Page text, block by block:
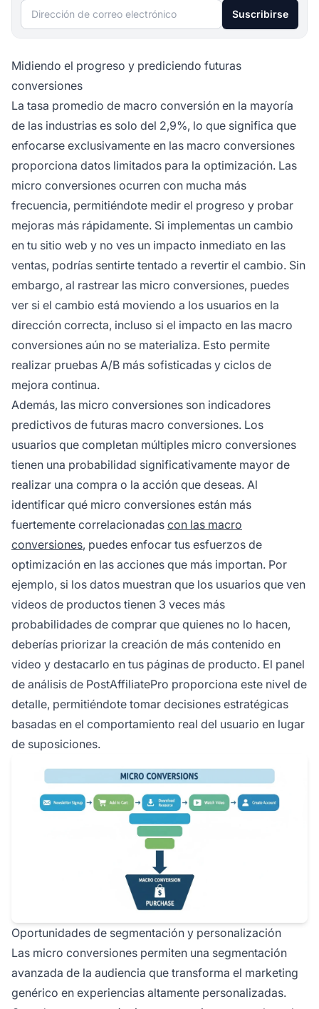
Dirección de correo electrónico Suscribirse
Midiendo el progreso y prediciendo futuras
conversiones
La tasa promedio de macro conversión en la mayoría
de las industrias es solo del 2,9%, lo que significa que
enfocarse exclusivamente en las macro conversiones
proporciona datos limitados para la optimización. Las
micro conversiones ocurren con mucha más
frecuencia, permitiéndote medir el progreso y probar
mejoras más rápidamente. Si implementas un cambio
en tu sitio web y no ves un impacto inmediato en las
ventas, podrías sentirte tentado a revertir el cambio. Sin
embargo, al rastrear las micro conversiones, puedes
ver si el cambio está moviendo a los usuarios en la
dirección correcta, incluso si el impacto en las macro
conversiones aún no se materializa. Esto permite
realizar pruebas A/B más sofisticadas y ciclos de
mejora continua.
Además, las micro conversiones son indicadores
predictivos de futuras macro conversiones. Los
usuarios que completan múltiples micro conversiones
tienen una probabilidad significativamente mayor de
realizar una compra o la acción que deseas. Al
identificar qué micro conversiones están más
fuertemente correlacionadas con las macro
conversiones, puedes enfocar tus esfuerzos de
optimización en las acciones que más importan. Por
ejemplo, si los datos muestran que los usuarios que ven
videos de productos tienen 3 veces más
probabilidades de comprar que quienes no lo hacen,
deberías priorizar la creación de más contenido en
video y destacarlo en tus páginas de producto. El panel
de análisis de PostAffiliatePro proporciona este nivel de
detalle, permitiéndote tomar decisiones estratégicas
basadas en el comportamiento real del usuario en lugar
de suposiciones.
Oportunidades de segmentación y personalización
Las micro conversiones permiten una segmentación
avanzada de la audiencia que transforma el marketing
genérico en experiencias altamente personalizadas.